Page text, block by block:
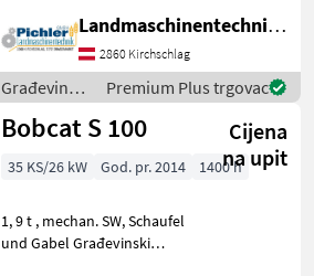
Hubhöhe - BOBCAT / D34 /
Stage V / 100PS • Paket
AGRI3 • Traktorzulassung •
Getriebe
Landmaschinentechnik Pichler GmbH
2860 Kirchschlag
Građevinski
strojevi /
Bobcat
Premium Plus trgovac
Bobcat S 100
Cijena
na upit
35 KS/26 kW God. pr. 2014 1400 h
1, 9 t , mechan. SW, Schaufel
und Gabel Građevinski